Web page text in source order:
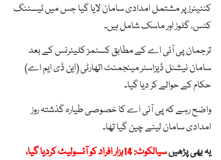
کنٹینرز پر مشتمل امدادی سامان لایا گیا جس میں ٹیسٹنگ
کٹس، گلوز اور ماسک شامل ہیں۔
ترجمان پی آئی اے کے مطابق کسٹمز کلیئرنس کے بعد
سامان نیشنل ڈیزاسٹر مینجمنٹ اتھارٹی (این ڈی ایم اے)
حکام کے حوالے کر دیا گیا۔
واضح رہے کہ پی آئی اے کا خصوصی طیارہ گذشتہ روز
امدادی سامان لینے چین گیا تھا۔
یہ بھی پڑھیں
سیالکوٹ: 14ہزار افراد کو آئسولیٹ کردیا گیا،